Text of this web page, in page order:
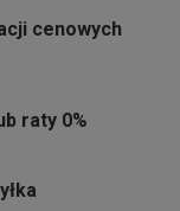
cenowych
raty 0%